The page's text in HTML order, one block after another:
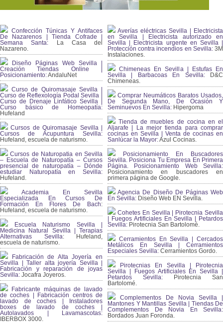
Confección Túnicas Y Antifaces
De Nazarenos | Tienda Cofrade |
Semana Santa: La Casa del
Nazareno.
Diseño Páginas Web Sevilla |
Creación Tiendas Online |
Posicionamiento:AndaluNet
Curso de Quiromasaje Sevilla |
Curso de Reflexología Podal Sevilla |
Curso de Drenaje Linfático Sevilla |
Curso básico de Homeopatía:
Hufeland
Cursos de Quiromasaje Sevilla |
Cursos de Acupuntura Sevilla:
Hufeland, escuela de naturismo.
Cursos de Naturopatia en Sevilla
– Escuela de Naturopatía – Cursos
presencial de naturopatía – Dónde
estudiar Naturopatía en Sevilla:
Hufeland.
Academia En Sevilla
Especializada En Cursos De
Formación En Flores De Bach:
Hufeland, escuela de naturismo.
Escuela Naturismo Sevilla |
Medicina Natural Sevilla | Terapias
Alternativas Sevilla: Hufeland,
escuela de naturismo.
Fabricación de Alta Joyería en
Sevilla | Taller alta joyería Sevilla |
Fabricación y reparación de joyas
Sevilla: Jocafra Joyeros.
Fabricante máquinas de lavado
de coches | Fabricación centros de
lavado de coches | Instaladores
boxes de lavado de coches |
Autolavados | Lavamascotas:
IBERBOX 3000.
Averías eléctricas Sevilla | Electricista
en Sevilla | Electricista autorizado en
Sevilla | Electricista urgente en Sevilla |
Protección contra incendios en Sevilla:3M
Instalaciones.
Chimeneas En Sevilla | Estufas En
Sevilla | Barbacoas En Sevilla:D&C
Chimeneas.
Comprar Neumáticos Baratos Usados,
De Segunda Mano, De Ocasión Y
Seminuevos En Sevilla: Hipergoma
Tienda de muebles de cocina en el
Aljarafe | La mejor tienda para comprar
cocinas en Sevilla | Venta de cocinas en
Sanlúcar la Mayor:Azul Cocinas.
Posicionamiento En Buscadores
Sevilla. Posiciona Tu Empresa En Primera
Página. Posicionamiento Web Sevilla:
Posicionamiento en buscadores en
primera página de Google.
Agencia De Diseño De Páginas Web
En Sevilla: Diseño Web EN Sevilla.
Cohetes En Sevilla | Pirotecnia Sevilla
| Fuegos Artificiales En Sevilla | Petardos
Sevilla: Pirotecnia San Bartolomé.
Cerramientos En Sevilla | Cercados
Metálicos En Sevilla | Cerramientos
Especiales Sevilla: Cerramientos Gordo.
Pirotecnias En Sevilla | Pirotecnia
Sevilla | Fuegos Artificiales En Sevilla |
Petardos Sevilla: Pirotecnia San
Bartolomé.
Complementos De Novia Sevilla |
Mantones Y Mantillas Sevilla | Tiendas De
Complementos De Novia En Sevilla:
Bordados Juan Foronda.